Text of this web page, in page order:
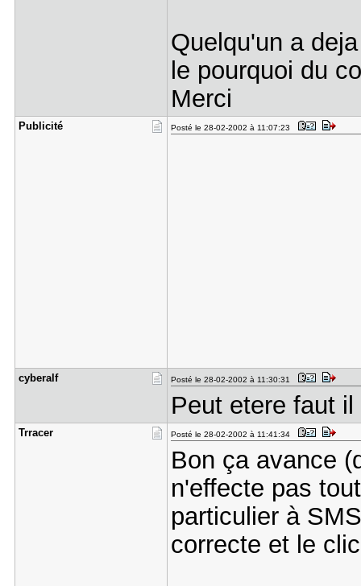
Quelqu'un a
le pourquoi du
Merci
Publicité Posté le 28-02-2002 à 11:07:23
cyberalf Posté le 28-02-2002 à 11:30:31
Peut etere faut
Trracer Posté le 28-02-2002 à 11:41:34
Bon ça avance
n'effecte pas
particulier à
correcte et le